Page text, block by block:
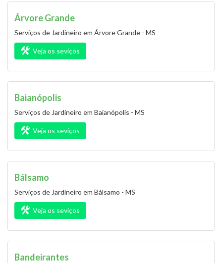
Árvore Grande
Serviços de Jardineiro em Árvore Grande - MS
Veja os seviços
Baianópolis
Serviços de Jardineiro em Baianópolis - MS
Veja os seviços
Bálsamo
Serviços de Jardineiro em Bálsamo - MS
Veja os seviços
Bandeirantes